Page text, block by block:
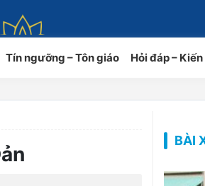
Tín ngưỡng – Tôn giáo Hỏi đáp –
BÀI